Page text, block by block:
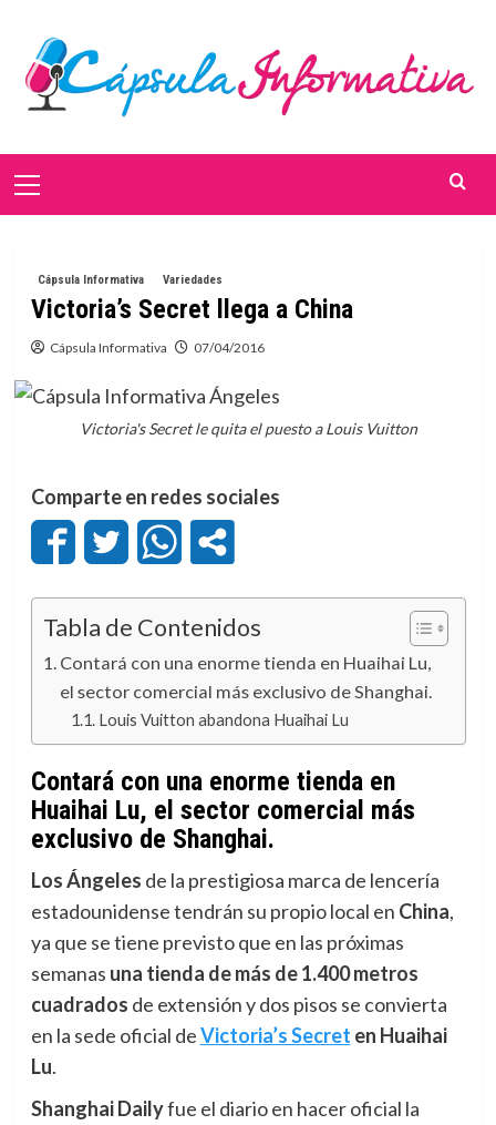
contenido
Menú
Cápsula Informativa Variedades
Victoria’s Secret llega a China
Cápsula Informativa 07/04/2016
Victoria's Secret le quita el puesto a Louis Vuitton
Comparte en redes sociales
Tabla de Contenidos
Contará con una enorme tienda en Huaihai Lu,
el sector comercial más exclusivo de Shanghai.
Louis Vuitton abandona Huaihai Lu
Contará con una enorme tienda en
Huaihai Lu, el sector comercial más
exclusivo de Shanghai.
Los Ángeles de la prestigiosa marca de lencería
estadounidense tendrán su propio local en China,
ya que se tiene previsto que en las próximas
semanas una tienda de más de 1.400 metros
cuadrados de extensión y dos pisos se convierta
en la sede oficial deVictoria’s Secret en Huaihai
Lu.
Shanghai Dailyfue el diario en hacer oficial la